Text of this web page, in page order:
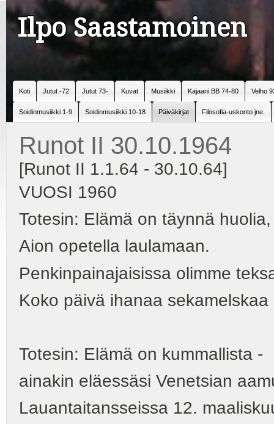
Ilpo Saastamoinen
Koti Jutut -72 Jutut 73- Kuvat Musiikki Kajaani BB 74-80 Velho
Soidinmusiikki 1-9 Soidinmusiikki 10-18 Päiväkirjat Filosofia-uskonto jne.
Runot II 30.10.1964
[Runot II 1.1.64 - 30.10.64]
VUOSI 1960
Totesin: Elämä on täynnä
Aion opetella laulamaan.
Penkinpainajaisissa olimme
Koko päivä ihanaa
Totesin: Elämä on kummallista ‑
ainakin eläessäsi Venetsian
Lauantaitansseissa 12.